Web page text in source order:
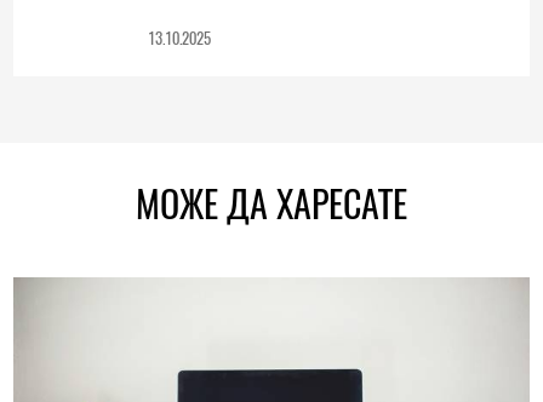
13.10.2025
МОЖЕ ДА ХАРЕСАТЕ